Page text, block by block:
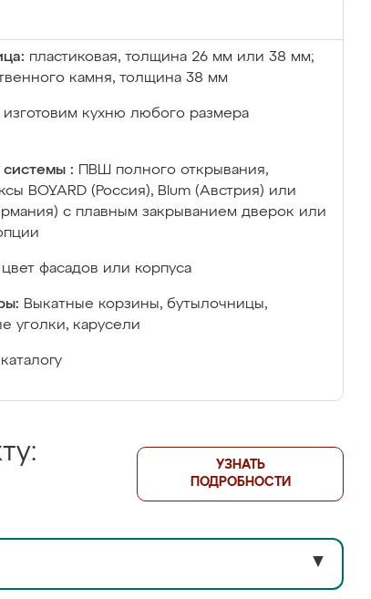
пластиковая, толщина 26 мм или 38 мм;
камня, толщина 38 мм
изготовим кухню любого размера
:
ПВШ полного открывания,
BOYARD (Россия), Blum (Австрия) или
с плавным закрыванием дверок или
цвет фасадов или корпуса
Выкатные корзины, бутылочницы,
уголки, карусели
УЗНАТЬ
ПОДРОБНОСТИ
▼